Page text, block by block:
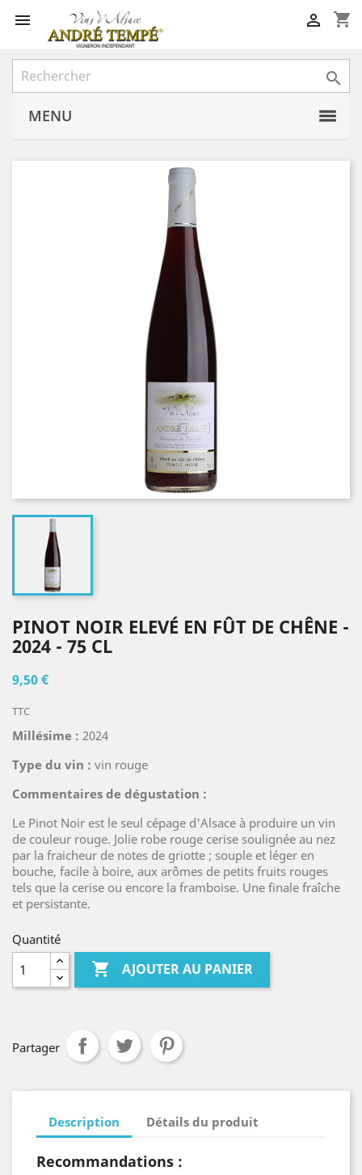
 shopping_cart


MENU
PINOT NOIR ELEVÉ EN FÛT DE CHÊNE -
2024 - 75 CL
9,50 €
TTC
Millésime : 2024
Type du vin : vin rouge
Commentaires de dégustation :
Le Pinot Noir est le seul cépage d'Alsace à produire un vin
de couleur rouge. Jolie robe rouge cerise soulignée au nez
par la fraicheur de notes de griotte ; souple et léger en
bouche, facile à boire, aux arômes de petits fruits rouges
tels que la cerise ou encore la framboise. Une finale fraîche
et persistante.
Quantité
 AJOUTER AU PANIER
Partager
Description Détails du produit
Recommandations :